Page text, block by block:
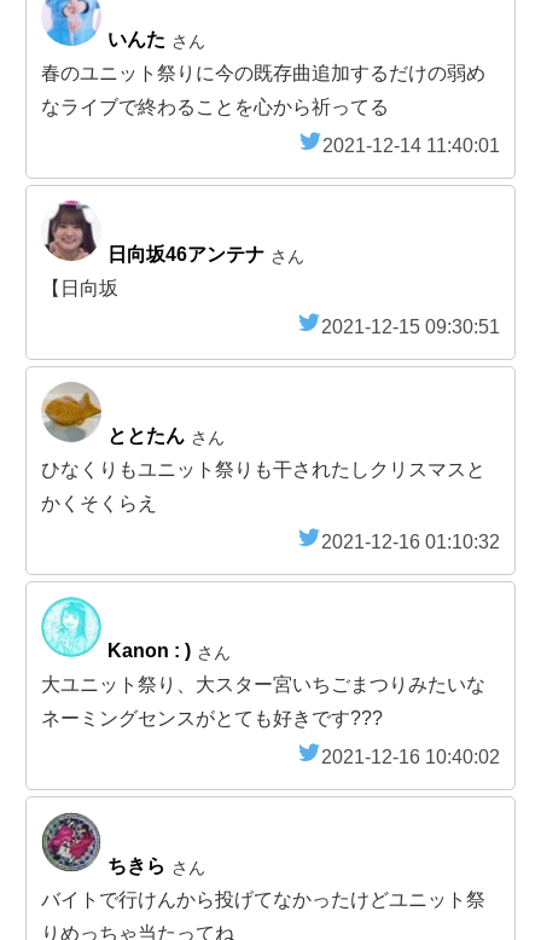
いんた さん
春のユニット祭りに今の既存曲追加するだけの弱め
なライブで終わることを心から祈ってる
2021-12-14 11:40:01
日向坂46アンテナ さん
【日向坂
2021-12-15 09:30:51
ととたん さん
ひなくりもユニット祭りも干されたしクリスマスと
かくそくらえ
2021-12-16 01:10:32
Kanon : ) さん
大ユニット祭り、大スター宮いちごまつりみたいな
ネーミングセンスがとても好きです???
2021-12-16 10:40:02
ちきら さん
バイトで行けんから投げてなかったけどユニット祭
りめっちゃ当たってね